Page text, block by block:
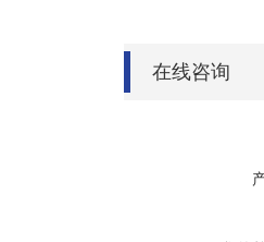
在线咨询